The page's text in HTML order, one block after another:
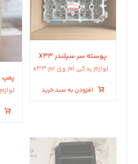
پوسته سر سیلندر X33
لوازم یدکی ام وی ام x33
افزودن به سبد خرید